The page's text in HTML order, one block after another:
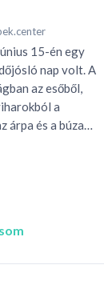
15-én egy
nap volt. A
az esőből,
a
árpa és a búza…